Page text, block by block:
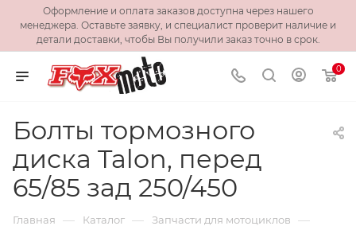
Оформление и оплата заказов доступна через нашего
менеджера. Оставьте заявку, и специалист проверит наличие и
детали доставки, чтобы Вы получили заказ точно в срок.
0
Болты тормозного
диска Talon, перед
65/85 зад 250/450
Главная — Каталог — Запчасти для мотоциклов —